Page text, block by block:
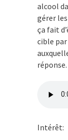
alcool
gérer
ça fait
cible